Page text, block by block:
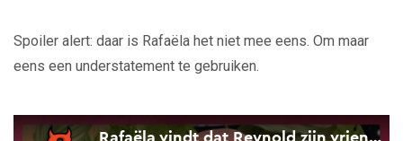
Spoiler alert: daar is Rafaëla het niet mee eens. Om maar
eens een understatement te gebruiken.